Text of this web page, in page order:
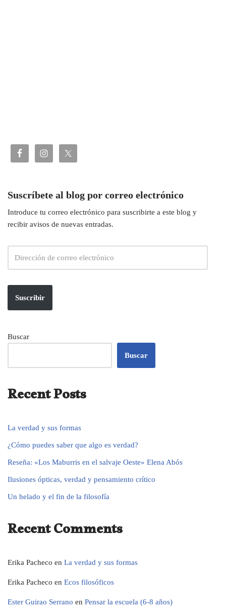
Suscríbete al blog por correo electrónico
Introduce tu correo electrónico para suscribirte a este blog y
recibir avisos de nuevas entradas.
Suscribir
Buscar
Buscar
Recent Posts
La verdad y sus formas
¿Cómo puedes saber que algo es verdad?
Reseña: «Los Maburris en el salvaje Oeste» Elena Abós
Ilusiones ópticas, verdad y pensamiento crítico
Un helado y el fin de la filosofía
Recent Comments
Erika Pacheco en La verdad y sus formas
Erika Pacheco en Ecos filosóficos
Ester Guirao Serrano en Pensar la escuela (6-8 años)